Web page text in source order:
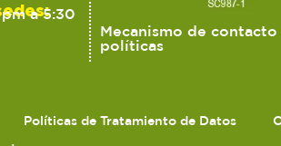
pm a 5:30
Mecanismo de
políticas
Políticas de Tratamiento de Datos